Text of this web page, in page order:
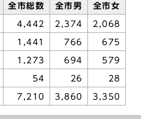
全市総数 全市男 全市女
4,442 2,374 2,068
1,441 766 675
1,273 694 579
54 26 28
7,210 3,860 3,350